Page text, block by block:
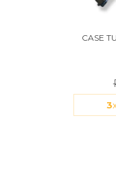
CASE
3